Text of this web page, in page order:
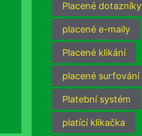
Placené dotazníky
placené e-maily
Placené klikání
placené surfování
Platební systém
platící klikačka